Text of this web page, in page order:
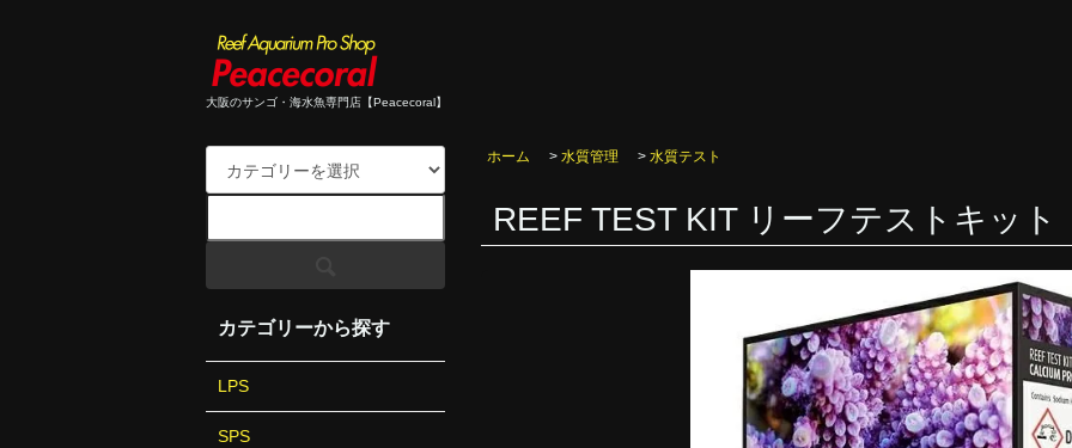
大阪のサンゴ・海水魚専門店【Peacecoral】
ホーム > 水質管理 > 水質テスト
REEF TEST KIT リーフテストキッ
カテゴリーから探す
LPS
SPS